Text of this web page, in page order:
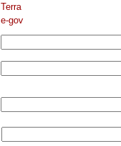
Terra
e-gov